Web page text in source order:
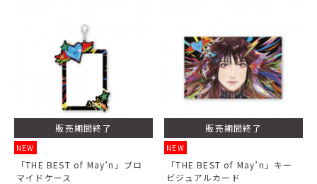
販売期間終了
NEW
「THE BEST of May’n」ブロ
マイドケース
販売期間終了
NEW
「THE BEST of May’n」キー
ビジュアルカード